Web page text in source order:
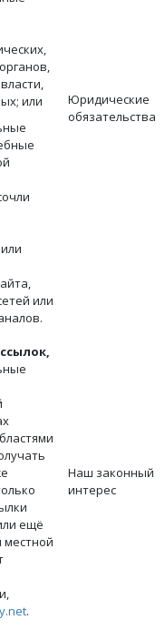
или
или
Юридические
обязательства
ещё
местной
.
Наш законный
интерес